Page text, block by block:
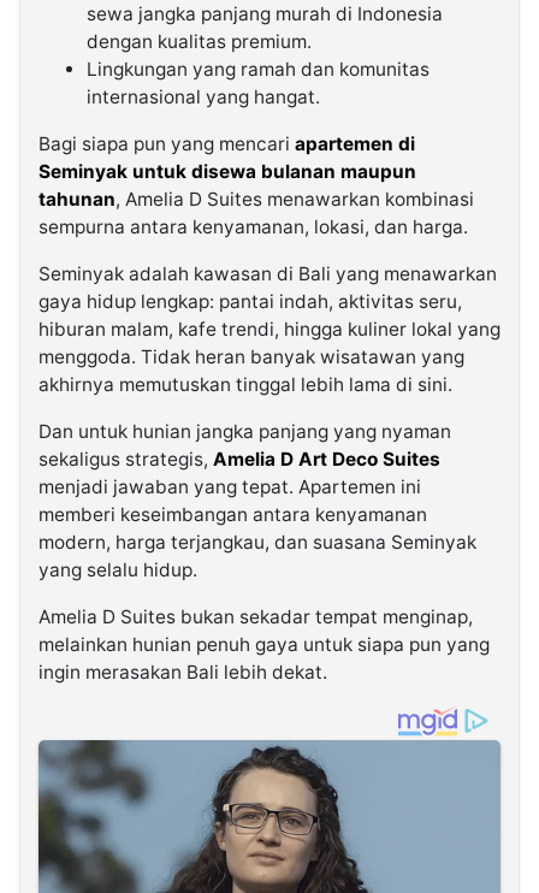
sewa jangka panjang murah di Indonesia
dengan kualitas premium.
Lingkungan yang ramah dan komunitas
internasional yang hangat.
Bagi siapa pun yang mencari apartemen di
Seminyak untuk disewa bulanan maupun
tahunan, Amelia D Suites menawarkan kombinasi
sempurna antara kenyamanan, lokasi, dan harga.
Seminyak adalah kawasan di Bali yang menawarkan
gaya hidup lengkap: pantai indah, aktivitas seru,
hiburan malam, kafe trendi, hingga kuliner lokal yang
menggoda. Tidak heran banyak wisatawan yang
akhirnya memutuskan tinggal lebih lama di sini.
Dan untuk hunian jangka panjang yang nyaman
sekaligus strategis, Amelia D Art Deco Suites
menjadi jawaban yang tepat. Apartemen ini
memberi keseimbangan antara kenyamanan
modern, harga terjangkau, dan suasana Seminyak
yang selalu hidup.
Amelia D Suites bukan sekadar tempat menginap,
melainkan hunian penuh gaya untuk siapa pun yang
ingin merasakan Bali lebih dekat.